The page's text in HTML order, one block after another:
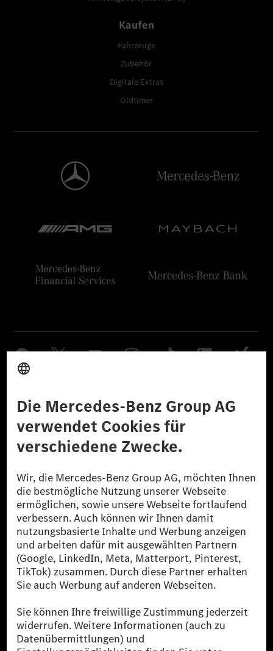
Kaufen
Fahrzeuge
Zubehör
Digitale Extras
Oldtimer
Datenschutz Lizenzhinweise Dritter Barrierefreiheit
© 2026 Mercedes-Benz Group AG. Alle Rechte vorbehalten.
[1] Bilanziell CO₂-neutral bedeutet, dass nicht vermiedene oder nicht
reduzierte CO₂-Emissionen bei der Mercedes-Benz Group durch
zertifizierte Ausgleichsprojekte kompensiert werden.
[2] Renewable Charging ist ein integraler Bestandteil von MB.CHARGE
Public in Europa, den USA, Kanada und China. Sofern an der jeweiligen
Ladestation noch kein Strom aus erneuerbaren Energien vorliegt,
verwendet Renewable Charging Grünstromzertifikate*. Diese stellen
sicher, dass für Ladevorgänge über MB.CHARGE Public eine äquivalente
Strommenge aus erneuerbaren Energien ins Stromnetz eingespeist wird.
als sechs Jahre sind.
* Inkl. EKOenergy Ökolabel
* Die angegebenen Werte wurden nach dem vorgeschriebenen
Messverfahren WLTP (Worldwide harmonised Light vehicles Test